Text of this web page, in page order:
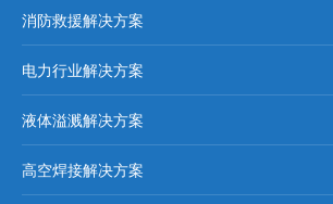
消防救援解决方案
电力行业解决方案
液体溢溅解决方案
高空焊接解决方案